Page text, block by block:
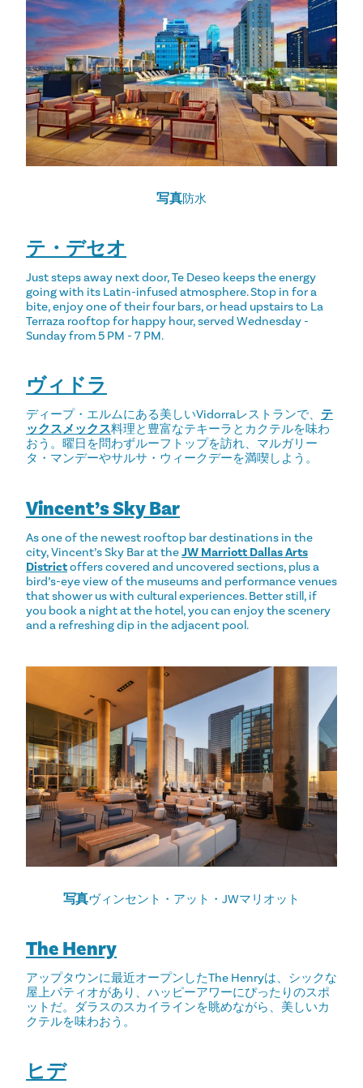
写真防水
テ・デセオ
Just steps away next door, Te Deseo keeps the energy
going with its Latin-infused atmosphere. Stop in for a
bite, enjoy one of their four bars, or head upstairs to La
Terraza rooftop for happy hour, served Wednesday -
Sunday from 5 PM - 7 PM.
ヴィドラ
ディープ・エルムにある美しいVidorraレストランで、 テ
ックスメックス料理と豊富なテキーラとカクテルを味わ
おう。曜日を問わずルーフトップを訪れ、マルガリー
タ・マンデーやサルサ・ウィークデーを満喫しよう。
Vincent’s Sky Bar
As one of the newest rooftop bar destinations in the
city, Vincent’s Sky Bar at theJW Marriott Dallas Arts
Districtoffers covered and uncovered sections, plus a
bird’s-eye view of the museums and performance venues
that shower us with cultural experiences. Better still, if
you book a night at the hotel, you can enjoy the scenery
and a refreshing dip in the adjacent pool.
写真ヴィンセント・アット・JWマリオット
The Henry
アップタウンに最近オープンしたThe Henryは、シックな
屋上パティオがあり、ハッピーアワーにぴったりのスポ
ットだ。ダラスのスカイラインを眺めながら、美しいカ
クテルを味わおう。
ヒデ